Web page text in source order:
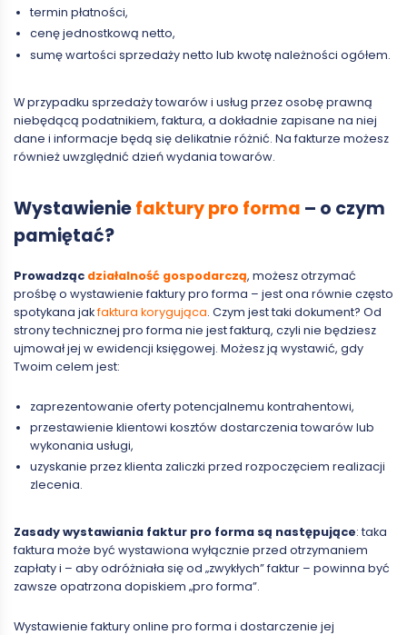
termin płatności,
cenę jednostkową netto,
sumę wartości sprzedaży netto lub kwotę należności ogółem.
W przypadku sprzedaży towarów i usług przez osobę prawną
niebędącą podatnikiem, faktura, a dokładnie zapisane na niej
dane i informacje będą się delikatnie różnić. Na fakturze możesz
również uwzględnić dzień wydania towarów.
Wystawieniefaktury pro forma – o czym
pamiętać?
Prowadząc działalność gospodarczą, możesz otrzymać
prośbę o wystawienie faktury pro forma – jest ona równie często
spotykana jakfaktura korygująca. Czym jest taki dokument? Od
strony technicznej pro forma nie jest fakturą, czyli nie będziesz
ujmował jej w ewidencji księgowej. Możesz ją wystawić, gdy
Twoim celem jest:
zaprezentowanie oferty potencjalnemu kontrahentowi,
przestawienie klientowi kosztów dostarczenia towarów lub
wykonania usługi,
uzyskanie przez klienta zaliczki przed rozpoczęciem realizacji
zlecenia.
Zasady wystawiania faktur pro forma są następujące: taka
faktura może być wystawiona wyłącznie przed otrzymaniem
zapłaty i – aby odróżniała się od „zwykłych” faktur – powinna być
zawsze opatrzona dopiskiem „pro forma”.
Wystawienie faktury online pro forma i dostarczenie jej